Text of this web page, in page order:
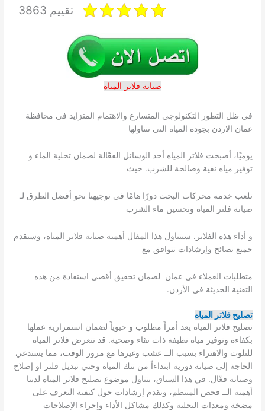
تقييم 3863
صيانة فلاتر المياه
في ظل التطور التكنولوجي المتسارع والاهتمام المتزايد في محافظة
عمان الاردن بجودة المياه التي نتناولها
يوميًا، أصبحت فلاتر المياه أحد الوسائل الفعّالة لضمان تحلية الماء و
توفير مياه نقية وصالحة للشرب. حيث
تلعب خدمة محركات البحث دورًا هامًا في توجيهنا نحو أفضل الطرق لـ
صيانة فلتر المياة وتحسين ماء الشرب
و أداء هذه الفلاتر. سيتناول هذا المقال أهمية صيانة فلاتر المياه، وسيقدم
جميع نصائح وإرشادات تتوافق مع
متطلبات العملاء في عمان لضمان تحقيق أقصى استفادة من هذه
التقنية الحديثة في الأردن.
تصليح فلاتر المياه
تصليح فلاتر المياه يعد أمراً مطلوب و حيوياً لضمان استمرارية عملها
بكفاءة وتوفير مياه نظيفة ذات نقاء وصحية. قد تتعرض فلاتر المياه
للتلوث والاهتراء بسبب الــ عشب وغيرها مع مرور الوقت، مما يستدعي
الحاجة إلى صيانة دورية ابتداءاً من تنك المياة وحتي تبديل فلتر او إصلاح
وصيانة فعّال. في هذا السياق، يتناول موضوع تصليح فلاتر المياه لدينا
أهمية الــ فحص المنتظم، ويقدم إرشادات حول كيفية التعرف على
مضخة ومعدات التحلية وكذلك مشاكل الأداء وإجراء الإصلاحات